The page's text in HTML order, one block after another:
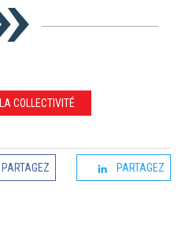
COLLECTIVITÉ
PARTAGEZ PARTAGEZ